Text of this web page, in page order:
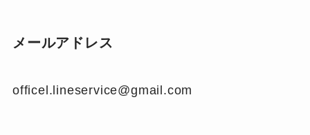
メールアドレス
officel.lineservice@gmail.com